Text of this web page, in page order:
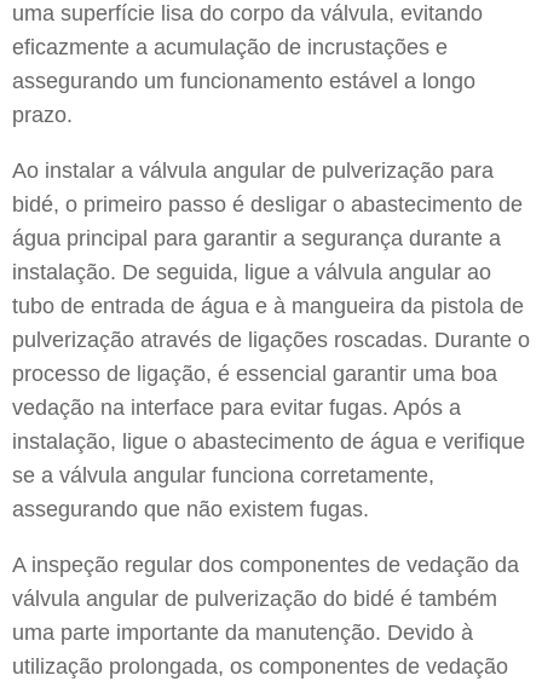
uma superfície lisa do corpo da válvula, evitando
eficazmente a acumulação de incrustações e
assegurando um funcionamento estável a longo
prazo.
Ao instalar a válvula angular de pulverização para
bidé, o primeiro passo é desligar o abastecimento de
água principal para garantir a segurança durante a
instalação. De seguida, ligue a válvula angular ao
tubo de entrada de água e à mangueira da pistola de
pulverização através de ligações roscadas. Durante o
processo de ligação, é essencial garantir uma boa
vedação na interface para evitar fugas. Após a
instalação, ligue o abastecimento de água e verifique
se a válvula angular funciona corretamente,
assegurando que não existem fugas.
A inspeção regular dos componentes de vedação da
válvula angular de pulverização do bidé é também
uma parte importante da manutenção. Devido à
utilização prolongada, os componentes de vedação